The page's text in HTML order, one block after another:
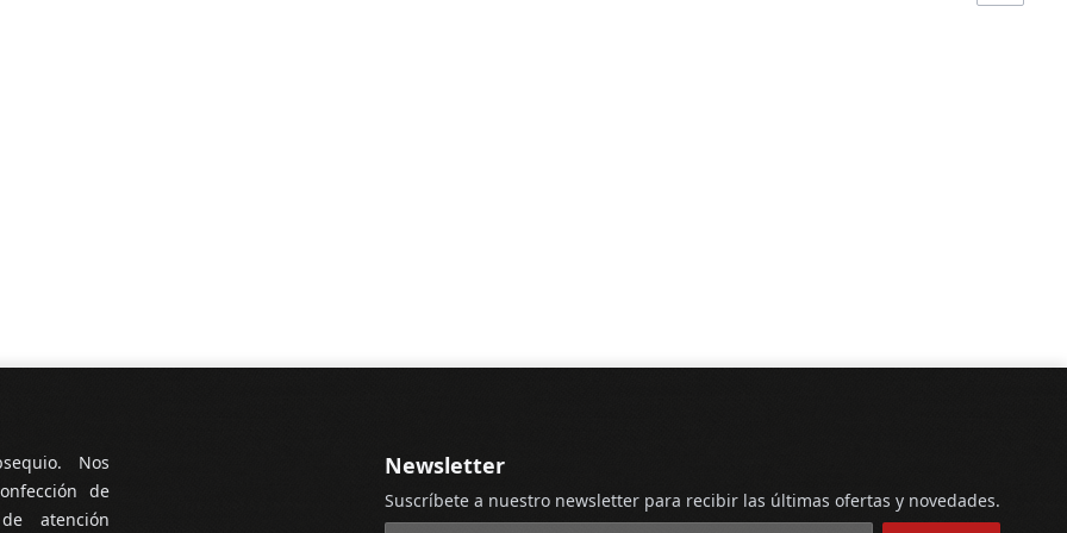
Nos
de
atención
Newsletter
Suscríbete a nuestro newsletter para recibir las últimas ofertas y novedades.